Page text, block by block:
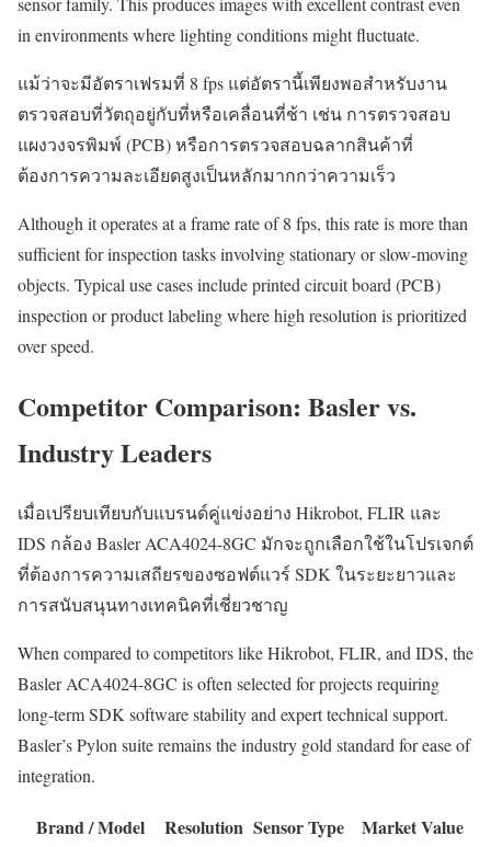
in environments where lighting conditions might fluctuate.
แม้ว่าจะมีอัตราเฟรมที่ 8 fps แต่อัตรานี้เพียงพอสำหรับงาน
ตรวจสอบที่วัตถุอยู่กับที่หรือเคลื่อนที่ช้า เช่น การตรวจสอบ
แผงวงจรพิมพ์ (PCB) หรือการตรวจสอบฉลากสินค้าที่
ต้องการความละเอียดสูงเป็นหลักมากกว่าความเร็ว
Although it operates at a frame rate of 8 fps, this rate is more than
sufficient for inspection tasks involving stationary or slow-moving
objects. Typical use cases include printed circuit board (PCB)
inspection or product labeling where high resolution is prioritized
over speed.
Competitor Comparison: Basler vs.
Industry Leaders
เมื่อเปรียบเทียบกับแบรนด์คู่แข่งอย่าง Hikrobot, FLIR และ
IDS กล้อง Basler ACA4024-8GC มักจะถูกเลือกใช้ในโปรเจกต์
ที่ต้องการความเสถียรของซอฟต์แวร์ SDK ในระยะยาวและ
การสนับสนุนทางเทคนิคที่เชี่ยวชาญ
When compared to competitors like Hikrobot, FLIR, and IDS, the
Basler ACA4024-8GC is often selected for projects requiring
long-term SDK software stability and expert technical support.
Basler’s Pylon suite remains the industry gold standard for ease of
integration.
Brand / Model Resolution Sensor Type
Market Value